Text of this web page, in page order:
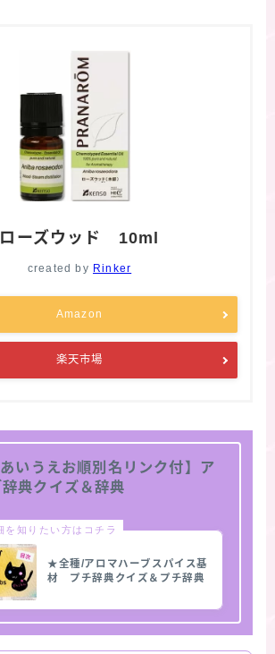
ローズウッド 10ml
created by Rinker
Amazon
楽天市場
あいうえお順別名リンク付】ア
典クイズ＆辞典
を知りたい方はコチラ
★全種/アロマハーブスパイス基
材 プチ辞典クイズ＆プチ辞典